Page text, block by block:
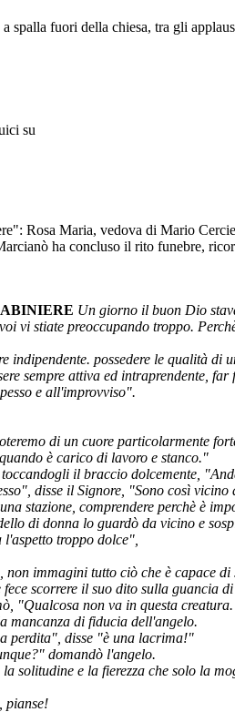
spalla fuori della chiesa, tra gli
su
Rosa Maria, vedova di Mario
ha concluso il rito funebre,
Un giorno il buon Dio
vi stiate preoccupando troppo.
indipendente. possedere le qualità
sempre attiva ed intraprendente,
e all'improvviso".
di un cuore particolarmente
è carico di lavoro e stanco."
il braccio dolcemente,
disse il Signore, "Sono così
stazione, comprendere perchè è
di donna lo guardò da vicino e
troppo dolce",
non immagini tutto ciò che è capace di
scorrere il suo dito sulla guancia
"Qualcosa non va in questa
mancanza di fiducia dell'angelo.
perdita", disse "è una lacrima!"
domandò l'angelo.
solitudine e la fierezza che solo la
pianse!